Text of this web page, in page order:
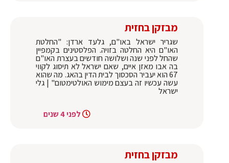
מבזקן בחזית
שגריר ישראל באו"ם, גלעד ארדן: "החלטת
האו"ם היא החלטה בזויה. הפלסטינים בקמפיין
שהחל לפני שנה ושלושה חודשים בעצרת האו"ם
בה אבו מאזן איים, שאם ישראל לא תיסוג לקווי
67 הוא יעביר הסכסוך לבית הדין בהאג. מה שהוא
עשה עכשיו זה בעצם מימוש האולטימטום" | גלי
ישראל
לפני 4 שנים
מבזקן בחזית